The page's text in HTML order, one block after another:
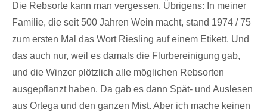
Die Rebsorte kann man vergessen. Übrigens: In meiner
Familie, die seit 500 Jahren Wein macht, stand 1974 / 75
zum ersten Mal das Wort Riesling auf einem Etikett. Und
das auch nur, weil es damals die Flurbereinigung gab,
und die Winzer plötzlich alle möglichen Rebsorten
ausgepflanzt haben. Da gab es dann Spät- und Auslesen
aus Ortega und den ganzen Mist. Aber ich mache keinen